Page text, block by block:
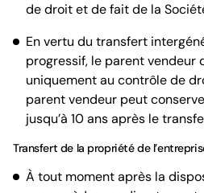
de droit et de fait de la
En vertu du transfert
progressif, le parent vendeur
uniquement au contrôle de
parent vendeur peut
jusqu’à 10 ans après le
Transfert de la propriété de
À tout moment après la